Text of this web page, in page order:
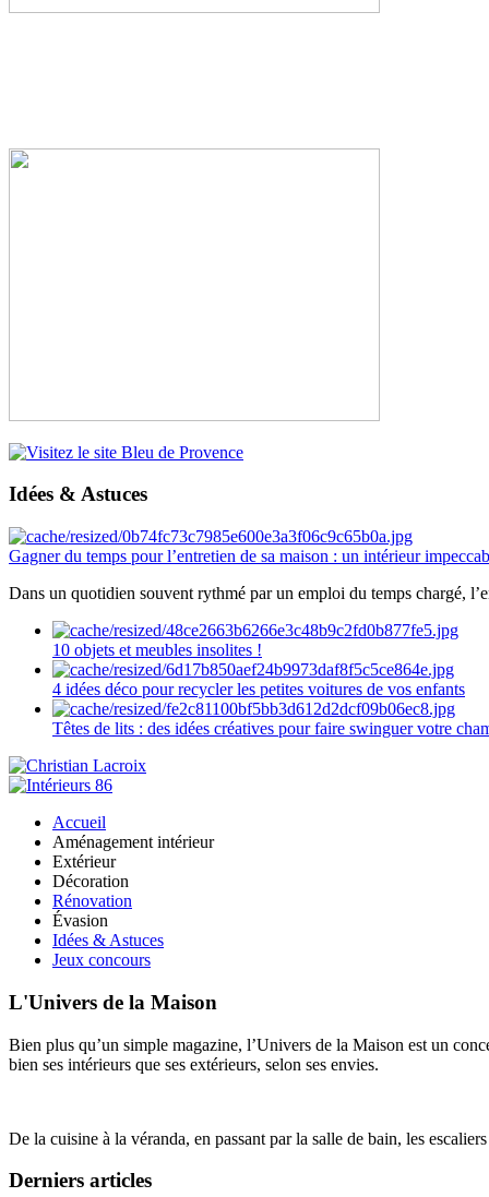
Idées & Astuces
Gagner du temps pour l’entretien de sa maison : un intérieur
Dans un quotidien souvent rythmé par un emploi du temps chargé,
10 objets et meubles insolites !
4 idées déco pour recycler les petites voitures de vos enfants
Têtes de lits : des idées créatives pour faire swinguer votre
Accueil
Aménagement intérieur
Extérieur
Décoration
Rénovation
Évasion
Idées & Astuces
Jeux concours
L'Univers de la Maison
Bien plus qu’un simple magazine, l’Univers de la Maison est un
bien ses intérieurs que ses extérieurs, selon ses envies.
De la cuisine à la véranda, en passant par la salle de bain, les
Derniers articles